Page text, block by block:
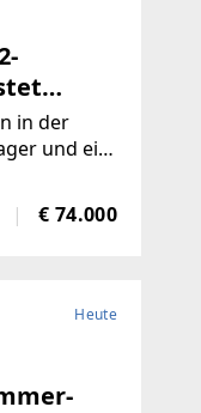
in der
und ein
mit
€ 74.000
Heute